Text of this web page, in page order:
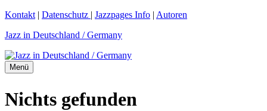
Zum
springen
Kontakt | Datenschutz | Jazzpages Info | Autoren
Jazz in Deutschland / Germany
Menü
Nichts gefunden